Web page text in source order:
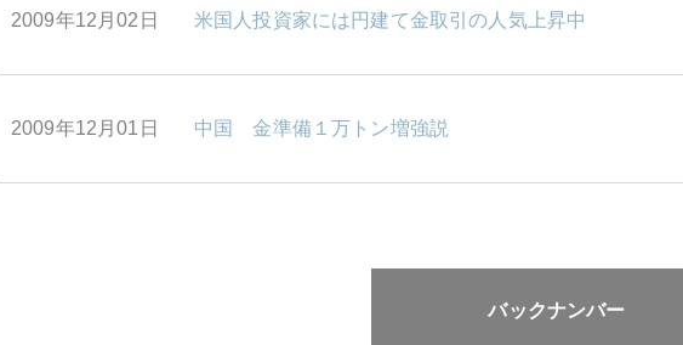
2009年12月02日 米国人投資家には円建て金取引の人気上昇中
2009年12月01日 中国 金準備１万トン増強説
バックナンバー